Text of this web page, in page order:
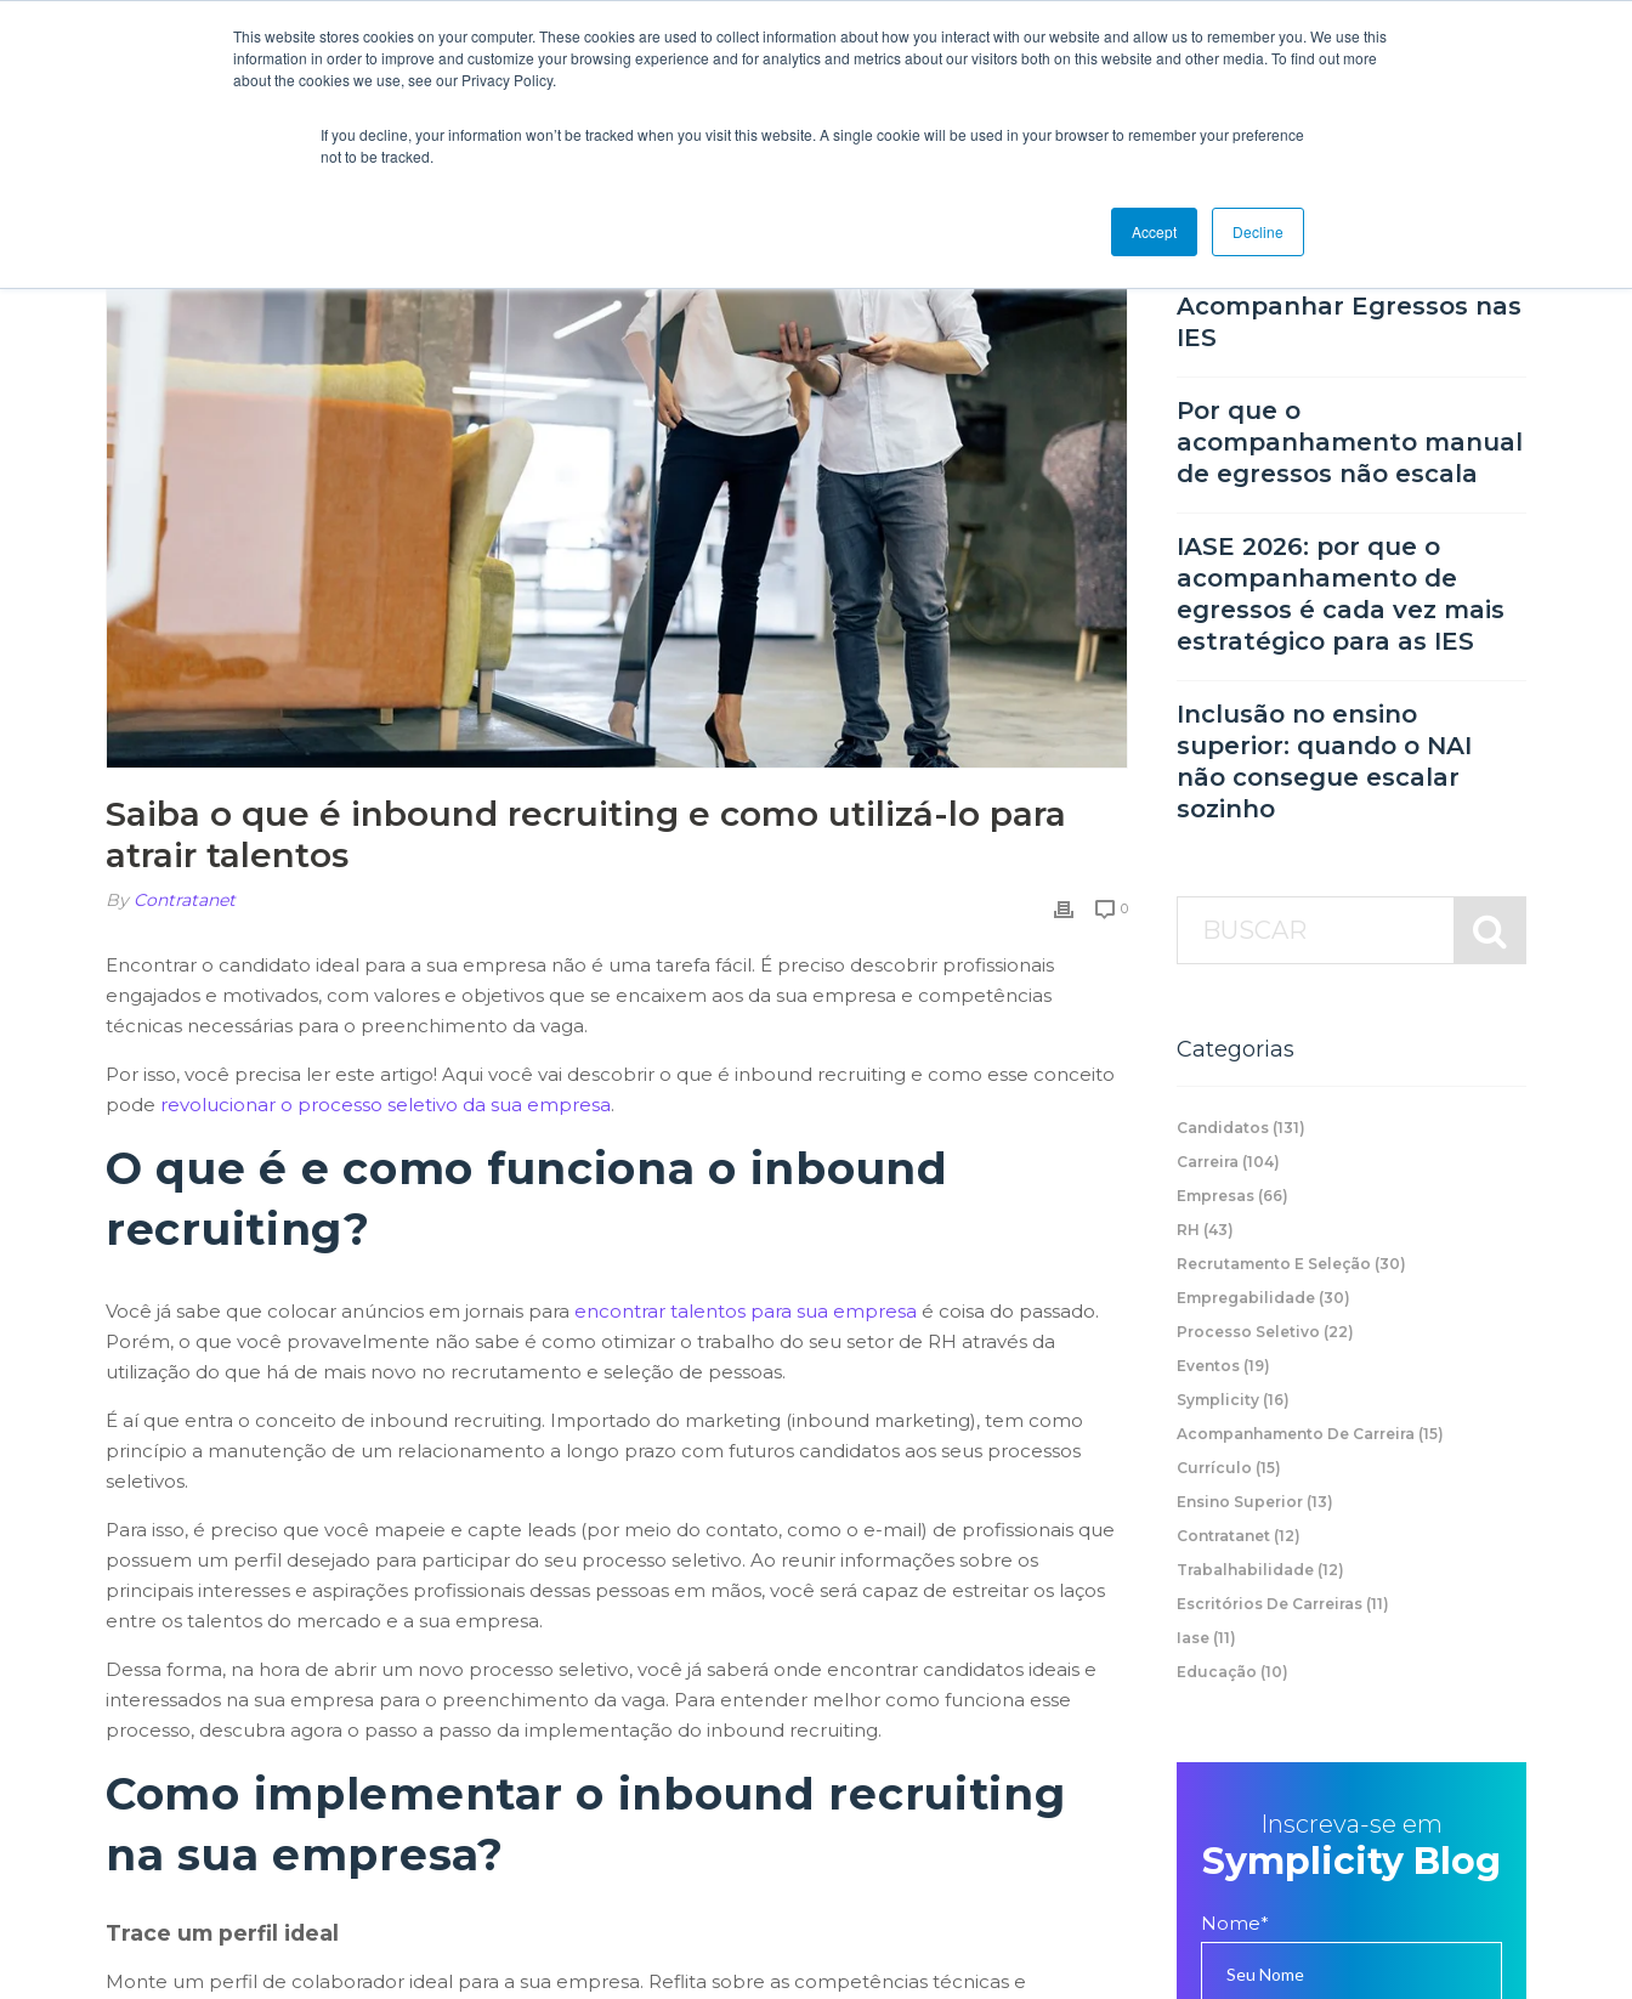
This website stores cookies on your computer. These cookies are used to collect information about how you interact with our website and allow us to remember you. We use this
information in order to improve and customize your browsing experience and for analytics and metrics about our visitors both on this website and other media. To find out more
about the cookies we use, see our Privacy Policy.
If you decline, your information won’t be tracked when you visit this website. A single cookie will be used in your browser to remember your preference
not to be tracked.
Accept Decline
Home Sobre Soluções Empresas Conteúdo Suporte Fale Conosco
Saiba o que é inbound recruiting e como utilizá-lo para
atrair talentos
By Contratanet 0
Encontrar o candidato ideal para a sua empresa não é uma tarefa fácil. É preciso descobrir profissionais
engajados e motivados, com valores e objetivos que se encaixem aos da sua empresa e competências
técnicas necessárias para o preenchimento da vaga.
Por isso, você precisa ler este artigo! Aqui você vai descobrir o que é inbound recruiting e como esse conceito
pode revolucionar o processo seletivo da sua empresa.
O que é e como funciona o inbound
recruiting?
Você já sabe que colocar anúncios em jornais para encontrar talentos para sua empresa é coisa do passado.
Porém, o que você provavelmente não sabe é como otimizar o trabalho do seu setor de RH através da
utilização do que há de mais novo no recrutamento e seleção de pessoas.
É aí que entra o conceito de inbound recruiting. Importado do marketing (inbound marketing), tem como
princípio a manutenção de um relacionamento a longo prazo com futuros candidatos aos seus processos
seletivos.
Para isso, é preciso que você mapeie e capte leads (por meio do contato, como o e-mail) de profissionais que
possuem um perfil desejado para participar do seu processo seletivo. Ao reunir informações sobre os
principais interesses e aspirações profissionais dessas pessoas em mãos, você será capaz de estreitar os laços
entre os talentos do mercado e a sua empresa.
Dessa forma, na hora de abrir um novo processo seletivo, você já saberá onde encontrar candidatos ideais e
interessados na sua empresa para o preenchimento da vaga. Para entender melhor como funciona esse
processo, descubra agora o passo a passo da implementação do inbound recruiting.
Como implementar o inbound recruiting
na sua empresa?
Trace um perfil ideal
Monte um perfil de colaborador ideal para a sua empresa. Reflita sobre as competências técnicas e
Acompanhar Egressos nas
IES
Por que o
acompanhamento manual
de egressos não escala
IASE 2026: por que o
acompanhamento de
egressos é cada vez mais
estratégico para as IES
Inclusão no ensino
superior: quando o NAI
não consegue escalar
sozinho
Categorias
Candidatos (131)
Carreira (104)
Empresas (66)
RH (43)
Recrutamento E Seleção (30)
Empregabilidade (30)
Processo Seletivo (22)
Eventos (19)
Symplicity (16)
Acompanhamento De Carreira (15)
Currículo (15)
Ensino Superior (13)
Contratanet (12)
Trabalhabilidade (12)
Escritórios De Carreiras (11)
Iase (11)
Educação (10)
Inscreva-se em
Symplicity Blog
Nome*